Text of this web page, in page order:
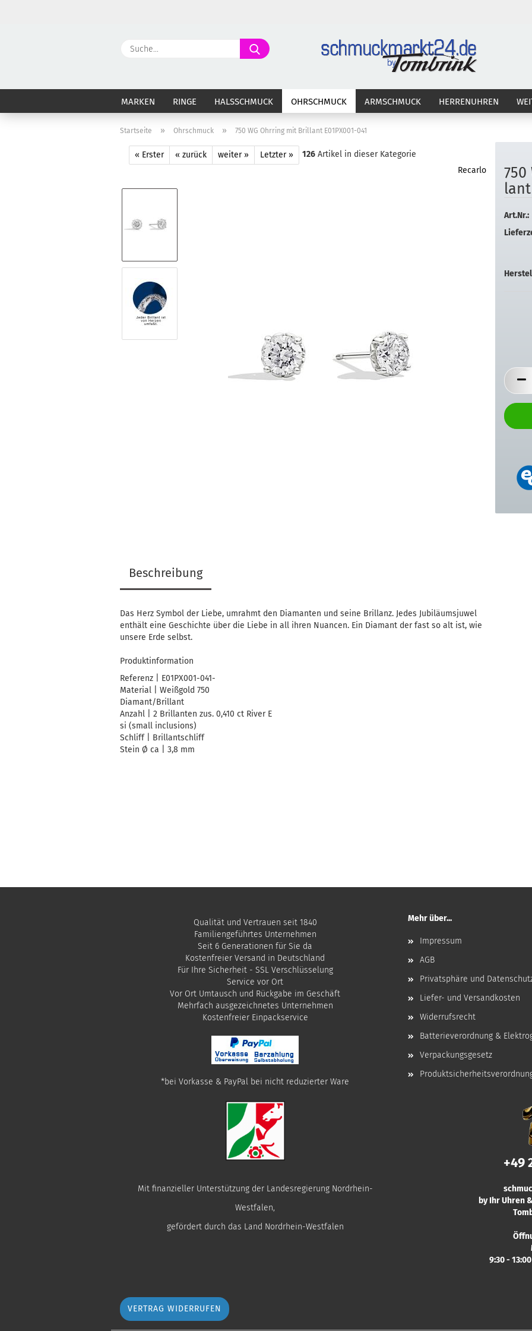
Suche...
MARKEN RINGE HALSSCHMUCK OHRSCHMUCK ARMSCHMUCK HERRENUHREN
Startseite » Ohrschmuck » 750 WG Ohrring mit Brillant E01PX001-041
« Erster « zurück weiter » Letzter » 126 Artikel in dieser Kategorie
Recarlo
lant
Art.Nr.:
Beschreibung
Das Herz Symbol der Liebe, umrahmt den Diamanten und seine Brillanz. Jedes Jubiläumsjuwel
enthält eine Geschichte über die Liebe in all ihren Nuancen. Ein Diamant der fast so alt ist, wie
unsere Erde selbst.
Produktinformation
Referenz | E01PX001-041-
Material | Weißgold 750
Diamant/Brillant
Anzahl | 2 Brillanten zus. 0,410 ct River E
si (small inclusions)
Schliff | Brillantschliff
Stein Ø ca | 3,8 mm
Qualität und Vertrauen seit 1840
Familiengeführtes Unternehmen
Seit 6 Generationen für Sie da
Kostenfreier Versand in Deutschland
Für Ihre Sicherheit - SSL Verschlüsselung
Service vor Ort
Vor Ort Umtausch und Rückgabe im Geschäft
Mehrfach ausgezeichnetes Unternehmen
​Kostenfreier Einpackservice
*bei Vorkasse & PayPal bei nicht reduzierter Ware
Mehr über...
Impressum
AGB
Privatsphäre und
Liefer- und Versandkosten
Widerrufsrecht
Batterieverordnung &
Verpackungsgesetz
Mit finanzieller Unterstützung der Landesregierung Nordrhein-
Westfalen,
gefördert durch das Land Nordrhein-Westfalen
+49
by Ihr Uhren
9:30 -
VERTRAG WIDERRUFEN